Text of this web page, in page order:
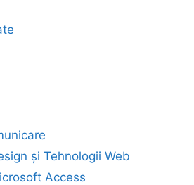
și Tehnologii Web
Access